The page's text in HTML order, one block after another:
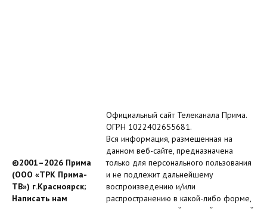
©2001–2026 Прима
(ООО «ТРК Прима-
ТВ») г.Красноярск;
Написать нам
Официальный сайт Телеканала Прима.
ОГРН 1022402655681.
Вся информация, размещенная на
данном веб-сайте, предназначена
только для персонального пользования
и не подлежит дальнейшему
воспроизведению и/или
распространению в какой-либо форме,